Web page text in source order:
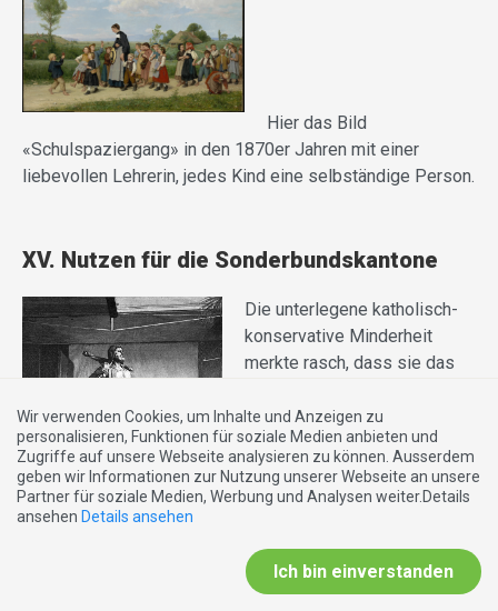
Hier das Bild
«Schulspaziergang» in den 1870er Jahren mit einer
liebevollen Lehrerin, jedes Kind eine selbständige Person.
XV. Nutzen für die Sonderbundskantone
Die unterlegene katholisch-
konservative Minderheit
merkte rasch, dass sie das
alsOppositionsinstrument
nutzen konnte.
1891kam als weiteres
wichtiges Volksrecht die
Volksinitiativehinzu. 50’000
Stimmberechtigte durften
Wir verwenden Cookies, um Inhalte und Anzeigen zu
personalisieren, Funktionen für soziale Medien anbieten und
Zugriffe auf unsere Webseite analysieren zu können. Ausserdem
geben wir Informationen zur Nutzung unserer Webseite an unsere
Partner für soziale Medien, Werbung und Analysen weiter.Details
ansehen Details ansehen
Ich bin einverstanden